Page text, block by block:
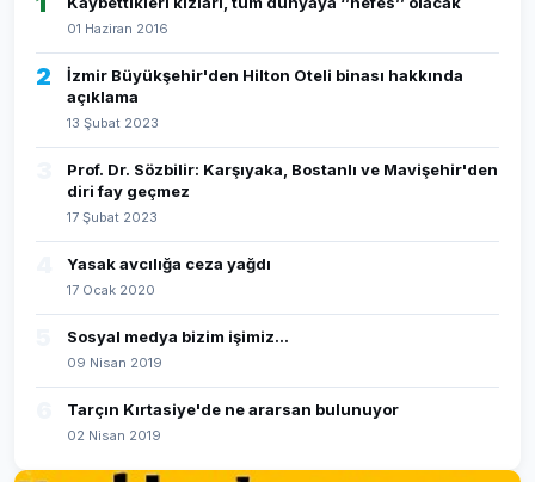
01 Haziran 2016
2
İzmir Büyükşehir'den Hilton Oteli binası hakkında
açıklama
13 Şubat 2023
Prof. Dr. Sözbilir: Karşıyaka, Bostanlı ve Mavişehir'den
diri fay geçmez
17 Şubat 2023
Yasak avcılığa ceza yağdı
17 Ocak 2020
Sosyal medya bizim işimiz...
09 Nisan 2019
Tarçın Kırtasiye'de ne ararsan bulunuyor
02 Nisan 2019